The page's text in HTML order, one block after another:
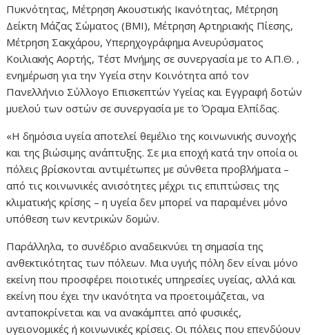
Πυκνότητας, Μέτρηση Ακουστικής Ικανότητας, Μέτρηση
Δείκτη Μάζας Σώματος (BMI), Μέτρηση Αρτηριακής Πίεσης,
Μέτρηση Σακχάρου, Υπερηχογράφημα Ανευρύσματος
Κοιλιακής Αορτής, Τέστ Μνήμης σε συνεργασία με το Α.Π.Θ. ,
ενημέρωση για την Υγεία στην Κοινότητα από τον
Πανελλήνιο Σύλλογο Επισκεπτών Υγείας και Εγγραφή δοτών
μυελού των οστών σε συνεργασία με το Όραμα Ελπίδας.
«Η δημόσια υγεία αποτελεί θεμέλιο της κοινωνικής συνοχής
και της βιώσιμης ανάπτυξης. Σε μια εποχή κατά την οποία οι
πόλεις βρίσκονται αντιμέτωπες με σύνθετα προβλήματα –
από τις κοινωνικές ανισότητες μέχρι τις επιπτώσεις της
κλιματικής κρίσης – η υγεία δεν μπορεί να παραμένει μόνο
υπόθεση των κεντρικών δομών.
Παράλληλα, το συνέδριο αναδεικνύει τη σημασία της
ανθεκτικότητας των πόλεων. Μια υγιής πόλη δεν είναι μόνο
εκείνη που προσφέρει ποιοτικές υπηρεσίες υγείας, αλλά και
εκείνη που έχει την ικανότητα να προετοιμάζεται, να
ανταποκρίνεται και να ανακάμπτει από φυσικές,
υγειονομικές ή κοινωνικές κρίσεις. Οι πόλεις που επενδύουν